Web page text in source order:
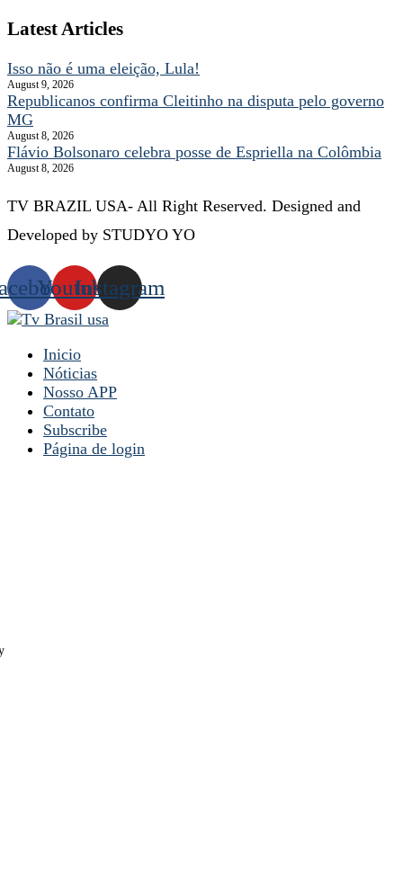
Latest Articles
Isso não é uma eleição, Lula!
August 9, 2026
Republicanos confirma Cleitinho na disputa pelo governo
MG
August 8, 2026
Flávio Bolsonaro celebra posse de Espriella na Colômbia
August 8, 2026
TV BRAZIL USA- All Right Reserved. Designed and
Developed by STUDYO YO
YoutubeInstagram
Inicio
Nóticias
Nosso APP
Contato
Subscribe
Página de login